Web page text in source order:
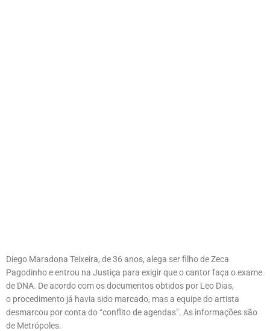
Diego Maradona Teixeira, de 36 anos, alega ser filho de Zeca
Pagodinho e entrou na Justiça para exigir que o cantor faça o exame
de DNA. De acordo com os documentos obtidos por Leo Dias,
o procedimento já havia sido marcado, mas a equipe do artista
desmarcou por conta do “conflito de agendas”. As informações são
de Metrópoles.